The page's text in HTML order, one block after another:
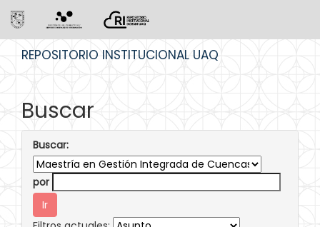
REPOSITORIO INSTITUCIONAL UAQ
Buscar
Buscar:
por